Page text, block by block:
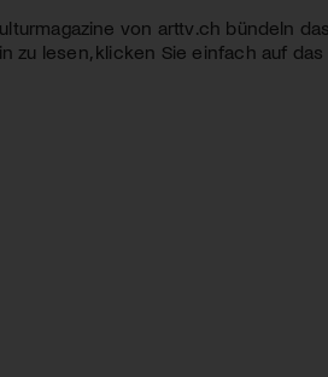
von arttv.ch bündeln
zu lesen, klicken Sie einfach auf das